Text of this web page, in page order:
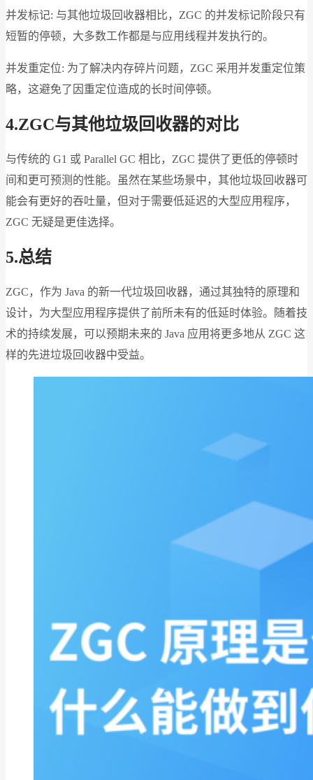
并发标记: 与其他垃圾回收器相比，ZGC 的并发标记阶段只有
短暂的停顿，大多数工作都是与应用线程并发执行的。
并发重定位: 为了解决内存碎片问题，ZGC 采用并发重定位策
略，这避免了因重定位造成的长时间停顿。
4.ZGC与其他垃圾回收器的对比
与传统的 G1 或 Parallel GC 相比，ZGC 提供了更低的停顿时
间和更可预测的性能。虽然在某些场景中，其他垃圾回收器可
能会有更好的吞吐量，但对于需要低延迟的大型应用程序，
ZGC 无疑是更佳选择。
5.总结
ZGC，作为 Java 的新一代垃圾回收器，通过其独特的原理和
设计，为大型应用程序提供了前所未有的低延时体验。随着技
术的持续发展，可以预期未来的 Java 应用将更多地从 ZGC 这
样的先进垃圾回收器中受益。